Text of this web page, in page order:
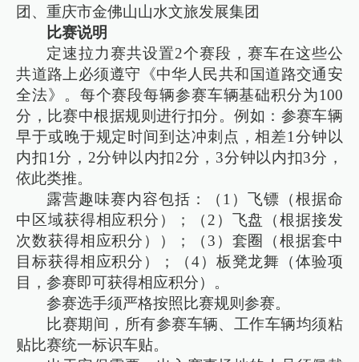
团、重庆市金佛山山水文旅发展集团
比赛说明
定速拉力赛共设置2个赛段，赛车在这些公
共道路上必须遵守《中华人民共和国道路交通安
全法》。每个赛段每辆参赛车辆基础积分为100
分，比赛中根据规则进行扣分。例如：参赛车辆
早于或晚于规定时间到达冲刺点，相差1分钟以
内扣1分，2分钟以内扣2分，3分钟以内扣3分，
依此类推。
露营趣味赛内容包括：（1）飞镖（根据命
中区域获得相应积分）；（2）飞盘（根据接发
次数获得相应积分））；（3）套圈（根据套中
目标获得相应积分）；（4）板凳龙舞（体验项
目，参赛即可获得相应积分）。
参赛选手须严格按照比赛规则参赛。
比赛期间，所有参赛车辆、工作车辆均须粘
贴比赛统一标识车贴。